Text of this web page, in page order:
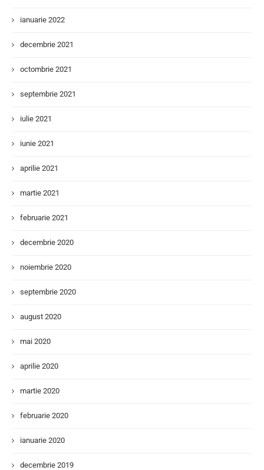
ianuarie 2022
decembrie 2021
octombrie 2021
septembrie 2021
iulie 2021
iunie 2021
aprilie 2021
martie 2021
februarie 2021
decembrie 2020
noiembrie 2020
septembrie 2020
august 2020
mai 2020
aprilie 2020
martie 2020
februarie 2020
ianuarie 2020
decembrie 2019